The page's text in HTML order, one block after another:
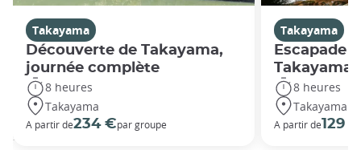
Takayama
Découverte de Takayama,
journée complète
8 heures
Takayama
A partir de234 €par groupe
Takayama
Escapade
Takayama
8 heures
Takayama
A partir de129 €